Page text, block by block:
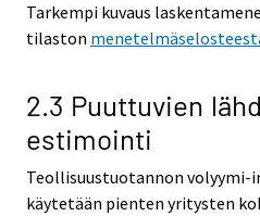
Tarkempi kuvaus
tilaston
2.3 Puuttuvien
estimointi
Teollisuustuotannon volyymi-
käytetään pienten yritysten